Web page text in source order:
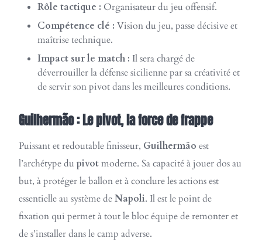
Rôle tactique : Organisateur du jeu offensif.
Compétence clé : Vision du jeu, passe décisive et
maîtrise technique.
Impact sur le match : Il sera chargé de
déverrouiller la défense sicilienne par sa créativité et
de servir son pivot dans les meilleures conditions.
Guilhermão : Le pivot, la force de frappe
Puissant et redoutable finisseur, Guilhermão est
l’archétype du pivotmoderne. Sa capacité à jouer dos au
but, à protéger le ballon et à conclure les actions est
essentielle au système deNapoli. Il est le point de
fixation qui permet à tout le bloc équipe de remonter et
de s’installer dans le camp adverse.